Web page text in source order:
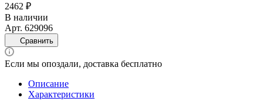
2462 ₽
В наличии
Арт. 629096
Сравнить
Если мы опоздали, доставка бесплатно
Описание
Характеристики